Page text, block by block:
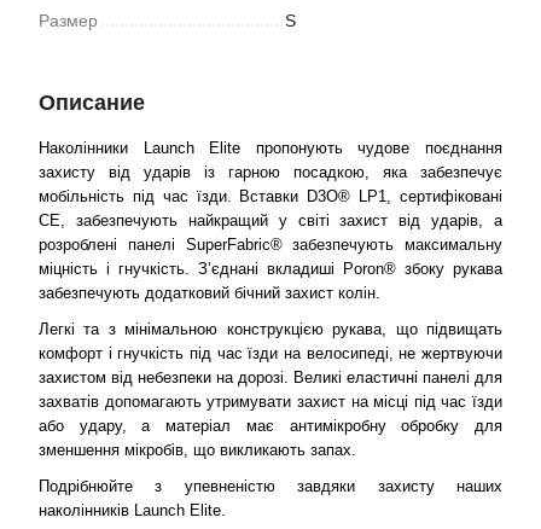
Размер S
Описание
Наколінники Launch Elite пропонують чудове поєднання
захисту від ударів із гарною посадкою, яка забезпечує
мобільність під час їзди. Вставки D3O® LP1, сертифіковані
CE, забезпечують найкращий у світі захист від ударів, а
розроблені панелі SuperFabric® забезпечують максимальну
міцність і гнучкість. З’єднані вкладиші Poron® збоку рукава
забезпечують додатковий бічний захист колін.
Легкі та з мінімальною конструкцією рукава, що підвищать
комфорт і гнучкість під час їзди на велосипеді, не жертвуючи
захистом від небезпеки на дорозі. Великі еластичні панелі для
захватів допомагають утримувати захист на місці під час їзди
або удару, а матеріал має антимікробну обробку для
зменшення мікробів, що викликають запах.
Подрібнюйте з упевненістю завдяки захисту наших
наколінників Launch Elite.